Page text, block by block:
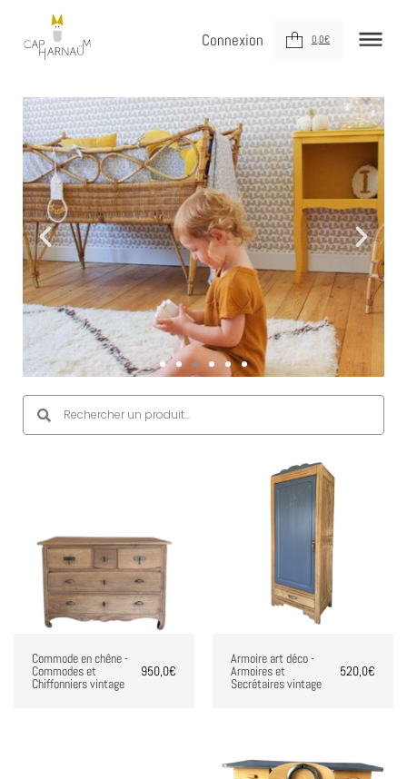
Connexion 0,0€
NOUVEAUTÉS
MEUBLER
DÉCORER
JOUER
DERNIÈRE CHANCE !
À VOTRE SERVICE
À PROPOS
Vieilles choses
pour jeunes gens
minutieusement pour petits et
Partez à la chasse aux
Commode en chêne -
Commodes et
Chiffonniers vintage
950,0€
Armoire art déco -
Armoires et
Secrétaires vintage
520,0€